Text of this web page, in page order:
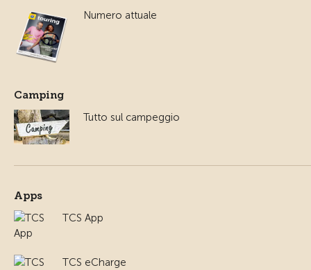
Numero attuale
Camping
Tutto sul campeggio
Apps
TCS App
TCS eCharge